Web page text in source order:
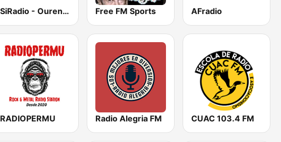
SiRadio - Ourense Free FM Sports AFradio
RADIOPERMU Radio Alegria FM CUAC 103.4 FM